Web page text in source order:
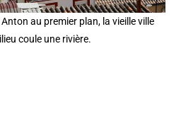
au premier plan, la vieille ville
coule une rivière.